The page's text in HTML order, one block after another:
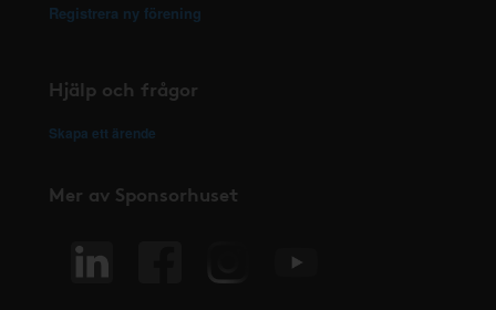
Registrera ny förening
Hjälp och frågor
Skapa ett ärende
Mer av Sponsorhuset